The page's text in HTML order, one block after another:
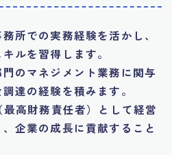
所での実務経験を活かし、
ルを習得します。
のマネジメント業務に関与
達の経験を積みます。
高財務責任者）として経営
企業の成長に貢献すること